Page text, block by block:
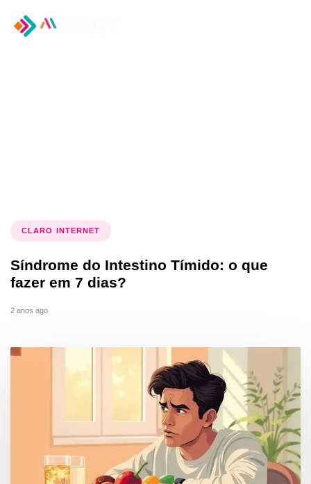
CLARO INTERNET
Síndrome do Intestino Tímido: o que
fazer em 7 dias?
2 anos ago